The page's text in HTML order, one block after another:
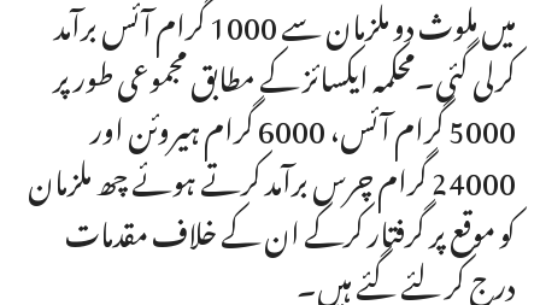
میں ملوث دو ملزمان سے 1000 گرام آئس برآمد
کرلی گئی۔محکمہ ایکسائز کے مطابق مجموعی طور پر
5000 گرام آئس، 6000 گرام ہیروئن اور
24000 گرام چرس برآمد کرتے ہوئے چھ ملزمان
کو موقع پر گرفتار کرکے ان کے خلاف مقدمات
درج کر لئے گئے ہیں۔